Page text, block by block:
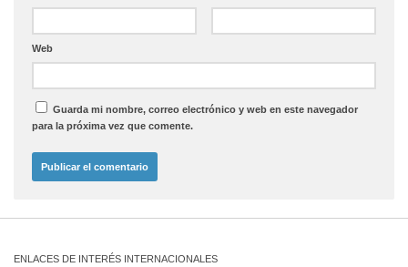
Web
Guarda mi nombre, correo electrónico y web en este navegador
para la próxima vez que comente.
ENLACES DE INTERÉS INTERNACIONALES